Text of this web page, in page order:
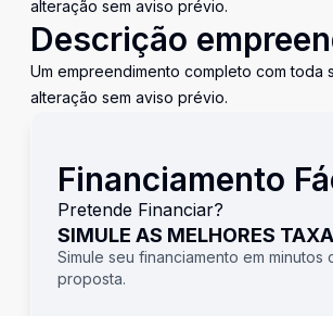
alteração sem aviso prévio.
Descrição
Um empreendimento completo com
alteração sem aviso prévio.
Financiamento
Pretende Financiar?
SIMULE AS MELHORES
Simule seu financiamento em
proposta.